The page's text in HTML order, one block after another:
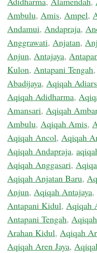
Ambulu, Amis, Ampel,
Andamui, Andapraja,
Anggrawati, Anjatan,
Anjun, Antajaya,
Kulon, Antapani Tengah,
Abadijaya, Aqiqah
Aqiqah Adidharma,
Amansari, Aqiqah
Ambulu, Aqiqah Amis,
Aqiqah Ancol, Aqiqah
Aqiqah Andapraja,
Aqiqah Anggasari,
Aqiqah Anjatan Baru,
Anjun, Aqiqah Antajaya,
Antapani Kidul, Aqiqah
Antapani Tengah,
Arahan Kidul, Aqiqah
Aqiqah Aren Jaya,